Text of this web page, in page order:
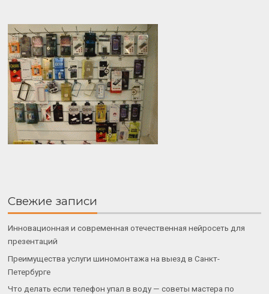
Свежие записи
Инновационная и современная отечественная нейросеть для
презентаций
Преимущества услуги шиномонтажа на выезд в Санкт-
Петербурге
Что делать если телефон упал в воду — советы мастера по